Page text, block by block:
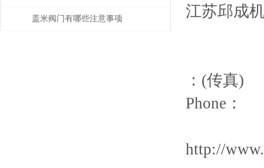
适用性如何？
盖米阀门有哪些注意事项 江苏邱成
：(传真)
Phone：
http://